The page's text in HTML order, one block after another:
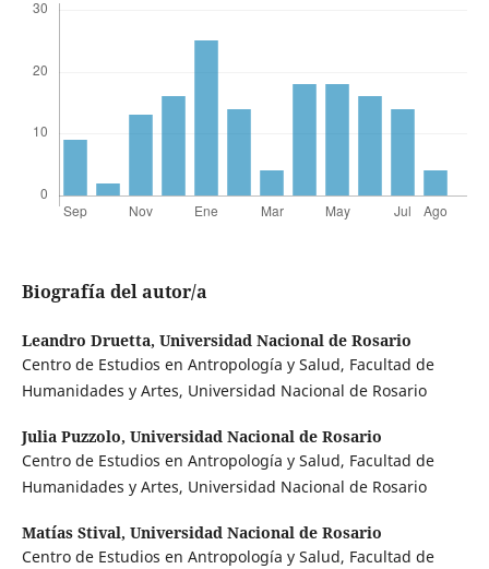
Biografía del autor/a
Leandro Druetta, Universidad Nacional de Rosario
Centro de Estudios en Antropología y Salud, Facultad de
Humanidades y Artes, Universidad Nacional de Rosario
Julia Puzzolo, Universidad Nacional de Rosario
Centro de Estudios en Antropología y Salud, Facultad de
Humanidades y Artes, Universidad Nacional de Rosario
Matías Stival, Universidad Nacional de Rosario
Centro de Estudios en Antropología y Salud, Facultad de